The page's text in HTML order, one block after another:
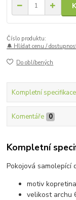
Číslo produktu:
🔔 Hlídat cenu /
Do oblíbených
Kompletní specifikace
Komentáře 0
Kompletní
Pokojová samolepící
motiv kopretina
velikost archu